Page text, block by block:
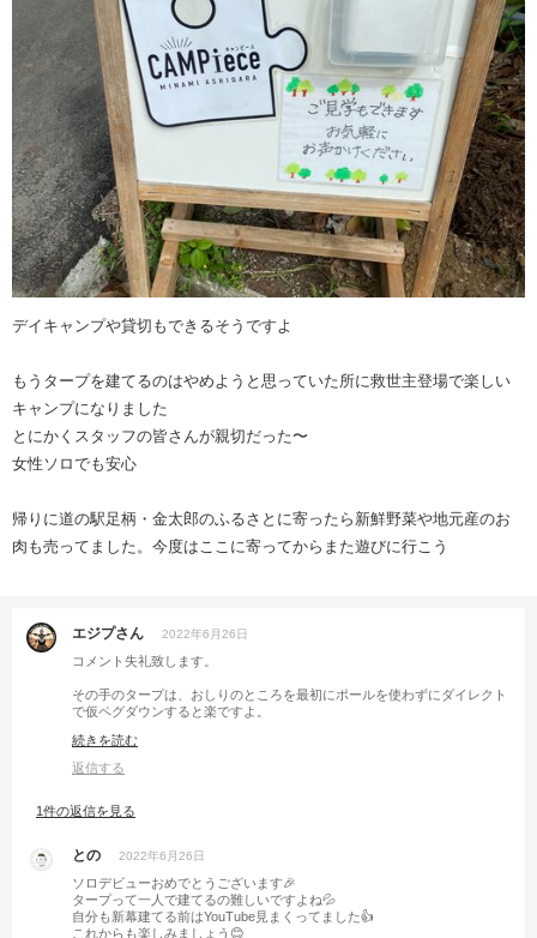
デイキャンプや貸切もできるそうですよ
もうタープを建てるのはやめようと思っていた所に救世主登場で楽しい
キャンプになりました
とにかくスタッフの皆さんが親切だった〜
女性ソロでも安心
帰りに道の駅足柄・金太郎のふるさとに寄ったら新鮮野菜や地元産のお
肉も売ってました。今度はここに寄ってからまた遊びに行こう
エジプさん 2022年6月26日
コメント失礼致します。
その手のタープは、おしりのところを最初にポールを使わずにダイレクト
で仮ペグダウンすると楽ですよ。
おく。
そうすれば、あとは前のポールに集中できます。
続きを読む
返信する
1件の返信を見る
との 2022年6月26日
ソロデビューおめでとうございます🎉
タープって一人で建てるの難しいですよね💦
自分も新幕建てる前はYouTube見まくってました👍
これからも楽しみましょう😊